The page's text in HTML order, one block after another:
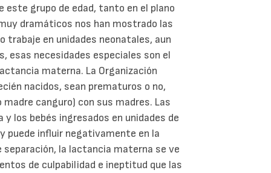
grupo de edad, tanto en el plano
dramáticos nos han mostrado las
trabaje en unidades neonatales, aun
esas necesidades especiales son el
materna. La Organización
nacidos, sean prematuros o no,
canguro) con sus madres. Las
los bebés ingresados en unidades de
puede influir negativamente en la
la lactancia materna se ve
de culpabilidad e ineptitud que las